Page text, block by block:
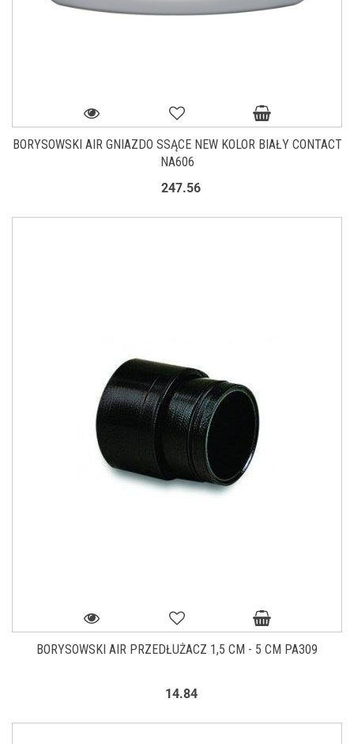
BORYSOWSKI AIR GNIAZDO SSĄCE NEW KOLOR BIAŁY CONTACT
NA606
247.56
BORYSOWSKI AIR PRZEDŁUŻACZ 1,5 CM - 5 CM PA309
14.84